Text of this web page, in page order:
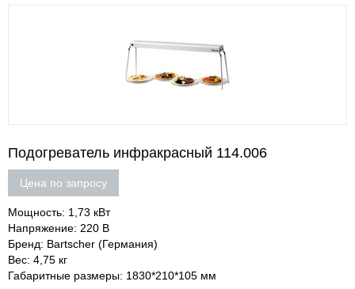
Подогреватель инфракрасный 114.006
Цена по запросу
Мощность: 1,73 кВт
Напряжение: 220 В
Бренд: Bartscher (Германия)
Вес: 4,75 кг
Габаритные размеры: 1830*210*105 мм